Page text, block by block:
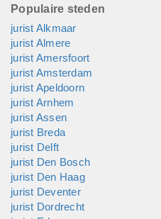
Populaire steden
jurist Alkmaar
jurist Almere
jurist Amersfoort
jurist Amsterdam
jurist Apeldoorn
jurist Arnhem
jurist Assen
jurist Breda
jurist Delft
jurist Den Bosch
jurist Den Haag
jurist Deventer
jurist Dordrecht